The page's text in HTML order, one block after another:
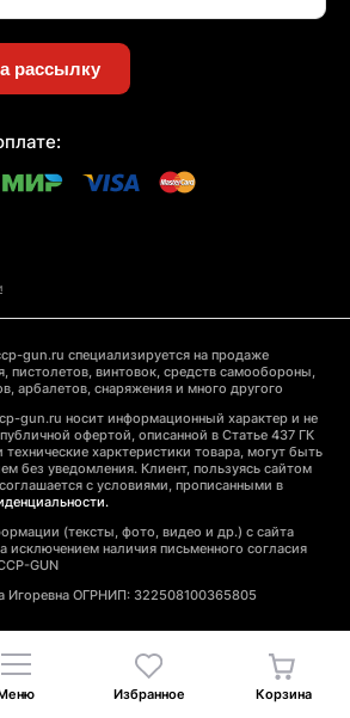
рассылку
gun.ru специализируется на продаже
пистолетов, винтовок, средств самообороны,
арбалетов, снаряжения и много другого
gun.ru носит информационный характер и не
офертой, описанной в Статье 437 ГК
харктеристики товара, могут быть
без уведомления. Клиент, пользуясь сайтом
с условиями, прописанными в
(тексты, фото, видео и др.) с сайта
исключением наличия письменного согласия
GUN
Игоревна ОГРНИП: 322508100365805
Избранное Корзина